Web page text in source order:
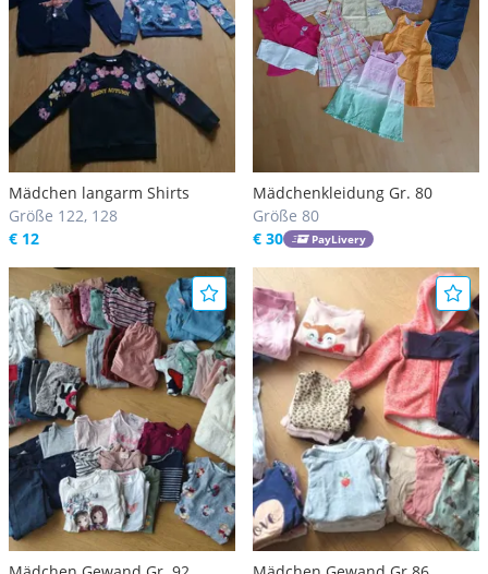
Mädchen langarm Shirts
Größe 122, 128
€ 12
Mädchenkleidung Gr. 80
Größe 80
€ 30
PayLivery